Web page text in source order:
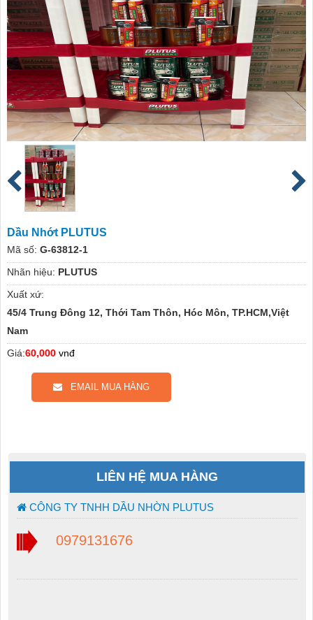
Dầu Nhớt PLUTUS
Mã số: G-63812-1
Nhãn hiệu: PLUTUS
Xuất xứ:
45/4 Trung Đông 12, Thới Tam Thôn, Hóc Môn, TP.HCM,Việt
Nam
Giá:60,000 vnđ
EMAIL MUA HÀNG
LIÊN HỆ MUA HÀNG
CÔNG TY TNHH DẦU NHỜN PLUTUS
0979131676